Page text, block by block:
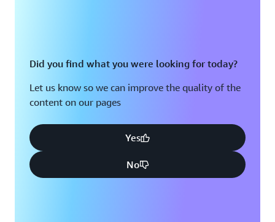
Did you find what you were looking for today?
Let us know so we can improve the quality of the
content on our pages
Yes
No